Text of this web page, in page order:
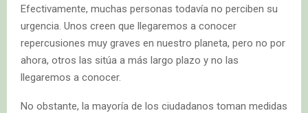
Efectivamente, muchas personas todavía no perciben su
urgencia. Unos creen que llegaremos a conocer
repercusiones muy graves en nuestro planeta, pero no por
ahora, otros las sitúa a más largo plazo y no las
llegaremos a conocer.
No obstante, la mayoría de los ciudadanos toman medidas